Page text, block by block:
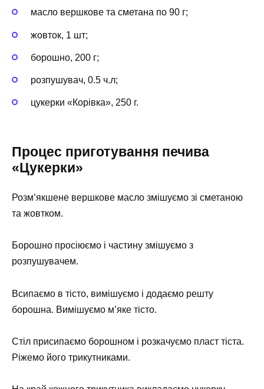
масло вершкове та сметана по 90 г;
жовток, 1 шт;
борошно, 200 г;
розпушувач, 0.5 ч.л;
цукерки «Корівка», 250 г.
Процес приготування печива
«Цукерки»
Розм’якшене вершкове масло змішуємо зі сметаною
та жовтком.
Борошно просіюємо і частину змішуємо з
розпушувачем.
Всипаємо в тісто, вимішуємо і додаємо решту
борошна. Вимішуємо м’яке тісто.
Стіл присипаємо борошном і розкачуємо пласт тіста.
Ріжемо його трикутниками.